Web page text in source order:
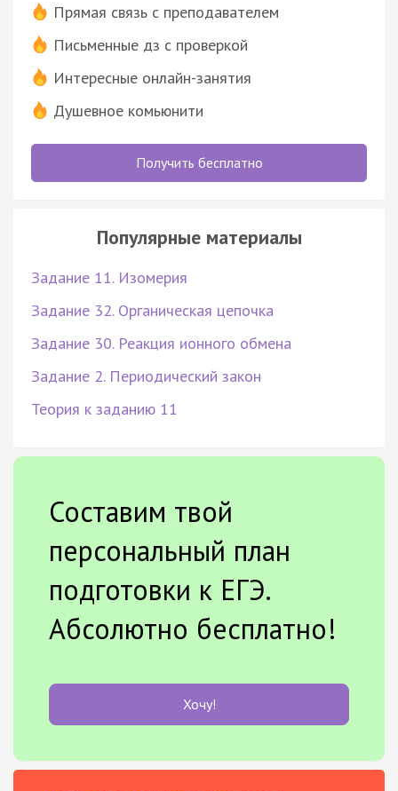
Прямая связь с преподавателем
Письменные дз с проверкой
Интересные онлайн-занятия
Душевное комьюнити
Получить бесплатно
Популярные материалы
Задание 11. Изомерия
Задание 32. Органическая цепочка
Задание 30. Реакция ионного обмена
Задание 2. Периодический закон
Теория к заданию 11
Составим твой
персональный план
подготовки к ЕГЭ.
Абсолютно бесплатно!
Хочу!